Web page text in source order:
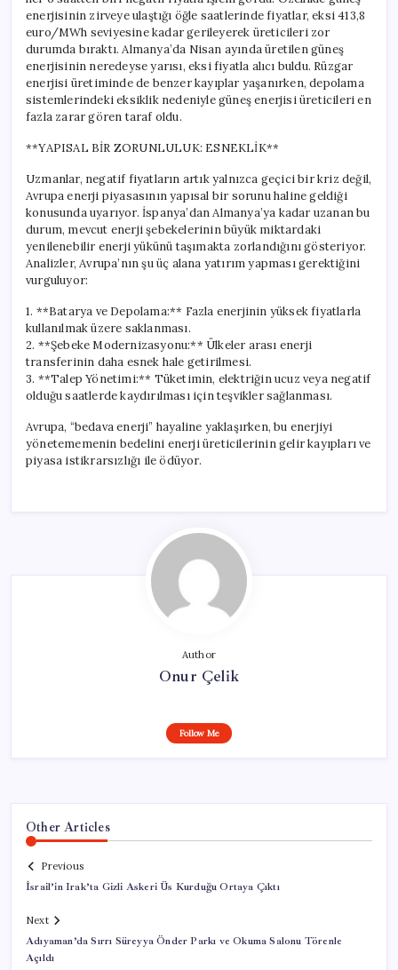
enerjisinin zirveye ulaştığı öğle saatlerinde fiyatlar, eksi 413,8
euro/MWh seviyesine kadar gerileyerek üreticileri zor
durumda bıraktı. Almanya’da Nisan ayında üretilen güneş
enerjisinin neredeyse yarısı, eksi fiyatla alıcı buldu. Rüzgar
enerjisi üretiminde de benzer kayıplar yaşanırken, depolama
sistemlerindeki eksiklik nedeniyle güneş enerjisi üreticileri en
fazla zarar gören taraf oldu.
**YAPISAL BİR ZORUNLULUK: ESNEKLİK**
Uzmanlar, negatif fiyatların artık yalnızca geçici bir kriz değil,
Avrupa enerji piyasasının yapısal bir sorunu haline geldiği
konusunda uyarıyor. İspanya’dan Almanya’ya kadar uzanan bu
durum, mevcut enerji şebekelerinin büyük miktardaki
yenilenebilir enerji yükünü taşımakta zorlandığını gösteriyor.
Analizler, Avrupa’nın şu üç alana yatırım yapması gerektiğini
vurguluyor:
1. **Batarya ve Depolama:** Fazla enerjinin yüksek fiyatlarla
kullanılmak üzere saklanması.
2. **Şebeke Modernizasyonu:** Ülkeler arası enerji
transferinin daha esnek hale getirilmesi.
3. **Talep Yönetimi:** Tüketimin, elektriğin ucuz veya negatif
olduğu saatlerde kaydırılması için teşvikler sağlanması.
Avrupa, “bedava enerji” hayaline yaklaşırken, bu enerjiyi
yönetememenin bedelini enerji üreticilerinin gelir kayıpları ve
piyasa istikrarsızlığı ile ödüyor.
Author
Onur Çelik
Follow Me
Other Articles
Previous
İsrail’in Irak’ta Gizli Askeri Üs Kurduğu Ortaya Çıktı
Next
Adıyaman’da Sırrı Süreyya Önder Parkı ve Okuma Salonu Törenle
Açıldı